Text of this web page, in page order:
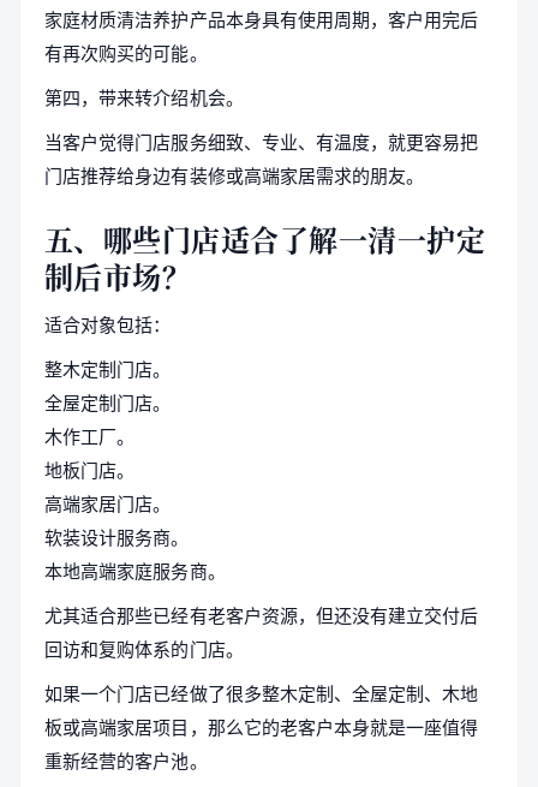
家庭材质清洁养护产品本身具有使用周期，客户用完后
有再次购买的可能。
第四，带来转介绍机会。
当客户觉得门店服务细致、专业、有温度，就更容易把
门店推荐给身边有装修或高端家居需求的朋友。
五、哪些门店适合了解一清一护定
制后市场？
适合对象包括：
整木定制门店。
全屋定制门店。
木作工厂。
地板门店。
高端家居门店。
软装设计服务商。
本地高端家庭服务商。
尤其适合那些已经有老客户资源，但还没有建立交付后
回访和复购体系的门店。
如果一个门店已经做了很多整木定制、全屋定制、木地
板或高端家居项目，那么它的老客户本身就是一座值得
重新经营的客户池。